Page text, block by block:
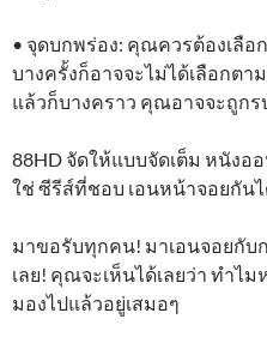
• จุดบกพร่อง: คุณควรต้องเลื
บางครั้งก็อาจจะไม่ได้เลือกตา
แล้วก็บางคราว คุณอาจจะถูก
88HD จัดให้แบบจัดเต็ม หนังอ
ใช่ ซีรีส์ที่ชอบ เอนหน้าจอยกัน
มาขอรับทุกคน! มาเอนจอยกับ
เลย! คุณจะเห็นได้เลยว่า ทำไ
มองไปแล้วอยู่เสมอๆ